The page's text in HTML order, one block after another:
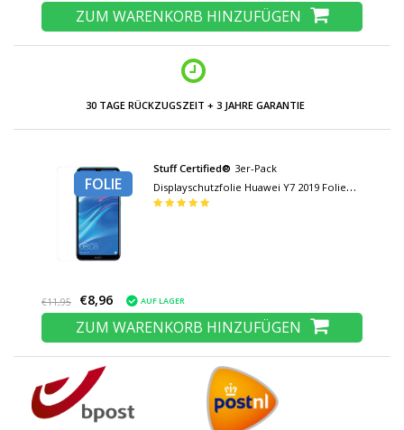
ZUM WARENKORB HINZUFÜGEN
30 TAGE RÜCKZUGSZEIT + 3 JAHRE GARANTIE
FOLIE
Stuff Certified® 3er-Pack
Displayschutzfolie Huawei Y7 2019 Folie
Folie PET Faltbare Schutzfolie
€11,95 €8,96 AUF LAGER
ZUM WARENKORB HINZUFÜGEN